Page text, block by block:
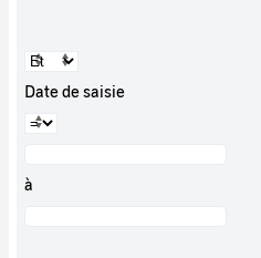
Date de saisie
à